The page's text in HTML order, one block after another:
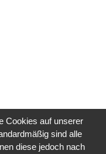
Cookies auf unserer
sind alle
diese jedoch nach